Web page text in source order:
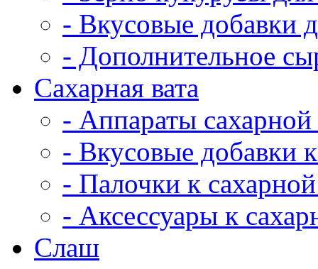
- Вкусовые добавки
- Дополнительное
Сахарная вата
- Аппараты сахарной
- Вкусовые добавки
- Палочки к сахарной
- Аксессуары к
Cлаш